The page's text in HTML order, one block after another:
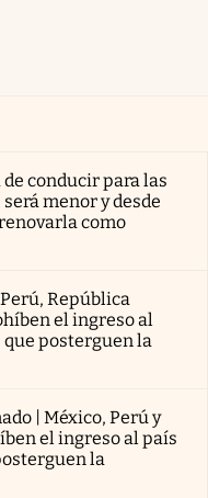
conducir para las
menor y desde
como
República
el ingreso al
que posterguen la
| México, Perú y
el ingreso al país
la